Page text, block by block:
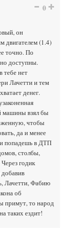
0
он
двигателем (1.4)
точно. По
доступны.
тебе нет
Лачетти и тем
денег.
машины взял бы
чтобы
да и менее
попадешь в ДТП
столбы,
годик
Лачетти, Фабию
об
примут, то народ
таких ездит!